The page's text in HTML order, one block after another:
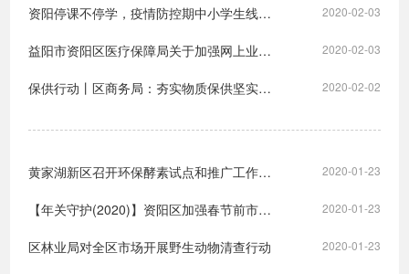
2020-02-03
资阳停课不停学，疫情防控期中小学生线上将全面开课
2020-02-03
益阳市资阳区医疗保障局关于加强网上业务办理减少人员聚集的倡议书
2020-02-02
保供行动丨区商务局：夯实物质保供坚实基础 打出精彩“组合拳
2020-01-23
黄家湖新区召开环保酵素试点和推广工作年会
2020-01-23
【年关守护(2020)】资阳区加强春节前市场价格秩序监管
2020-01-23
区林业局对全区市场开展野生动物清查行动